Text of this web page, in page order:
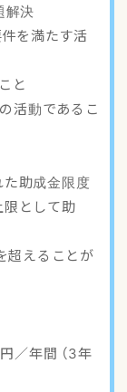
決
を満たす活
と
活動であるこ
助成金限度
として助
超えることが
間 （3年